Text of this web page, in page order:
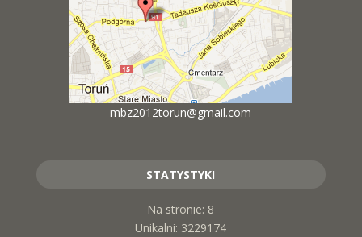
mbz2012torun@gmail.com
STATYSTYKI
Na stronie: 8
Unikalni: 3229174